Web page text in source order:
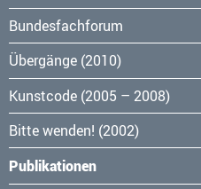
Bundesfachforum
Übergänge (2010)
Kunstcode (2005 – 2008)
Bitte wenden! (2002)
Publikationen